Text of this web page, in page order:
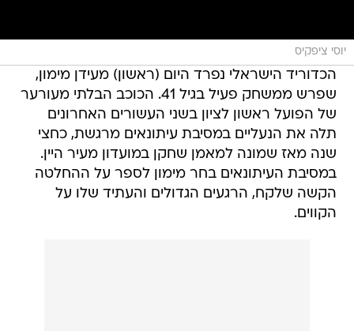
יוסי ציפקיס
הכדוריד הישראלי נפרד היום (ראשון) מעידן מימון,
שפרש ממשחק פעיל בגיל 41. הכוכב הבלתי מעורער
של הפועל ראשון לציון בשני העשורים האחרונים
תלה את הנעליים במסיבת עיתונאים מרגשת, כחצי
שנה מאז שמונה למאמן שחקן במועדון מעיר היין.
במסיבת העיתונאים בחר מימון לספר על ההחלטה
הקשה שלקח, הרגעים הגדולים והעתיד שלו על
הקווים.